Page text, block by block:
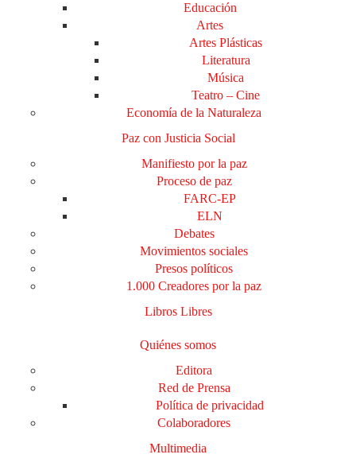
Educación
Artes
Artes Plásticas
Literatura
Música
Teatro – Cine
Economía de la Naturaleza
Paz con Justicia Social
Manifiesto por la paz
Proceso de paz
FARC-EP
ELN
Debates
Movimientos sociales
Presos políticos
1.000 Creadores por la paz
Libros Libres
Quiénes somos
Editora
Red de Prensa
Política de privacidad
Colaboradores
Multimedia